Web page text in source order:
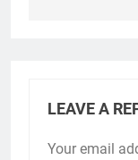
LEAVE A
Your email